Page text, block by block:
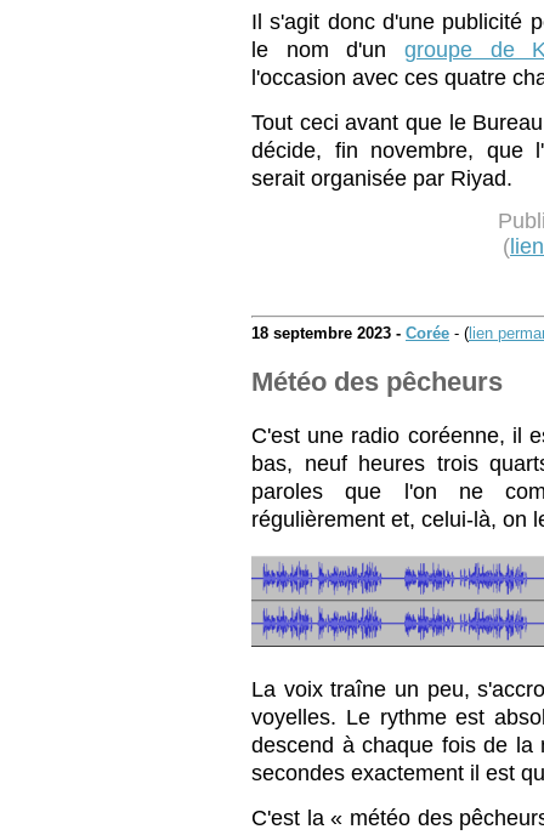
Il s'agit donc d'une publicité
le nom d'un groupe de
l'occasion avec ces quatre
Tout ceci avant que le
décide, fin novembre, que
serait organisée par Riyad.
(
18 septembre 2023 - Corée - (lien
Météo des pêcheurs
C'est une radio coréenne, il
bas, neuf heures trois
paroles que l'on ne
régulièrement et, celui-là, on
La voix traîne un peu,
voyelles. Le rythme est
descend à chaque fois de la
secondes exactement il est
C'est la « météo des